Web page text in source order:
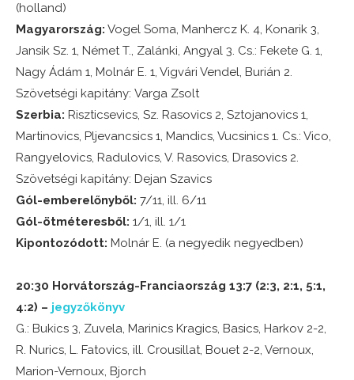
(holland)
Magyarország: Vogel Soma, Manhercz K. 4, Konarik 3,
Jansik Sz. 1, Német T., Zalánki, Angyal 3. Cs.: Fekete G. 1,
Nagy Ádám 1, Molnár E. 1, Vigvári Vendel, Burián 2.
Szövetségi kapitány: Varga Zsolt
Szerbia: Riszticsevics, Sz. Rasovics 2, Sztojanovics 1,
Martinovics, Pljevancsics 1, Mandics, Vucsinics 1. Cs.: Vico,
Rangyelovics, Radulovics, V. Rasovics, Drasovics 2.
Szövetségi kapitány: Dejan Szavics
Gól-emberelőnyből: 7/11, ill. 6/11
Gól-ötméteresből: 1/1, ill. 1/1
Kipontozódott: Molnár E. (a negyedik negyedben)
20:30 Horvátország-Franciaország 13:7 (2:3, 2:1, 5:1,
4:2) – jegyzőkönyv
G.: Bukics 3, Zuvela, Marinics Kragics, Basics, Harkov 2-2,
R. Nurics, L. Fatovics, ill. Crousillat, Bouet 2-2, Vernoux,
Marion-Vernoux, Bjorch